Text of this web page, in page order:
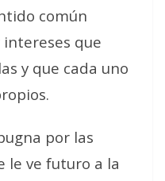
común
que
y que cada uno
por las
le ve futuro a la